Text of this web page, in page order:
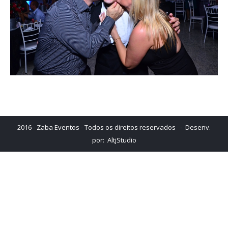
2016 - Zaba Eventos - Todos os direitos reservados - Desenv.
por: AltjStudio